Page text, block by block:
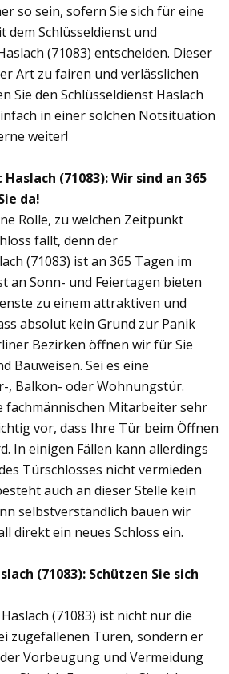
so sein, sofern Sie sich für eine
dem Schlüsseldienst und
(71083) entscheiden. Dieser
Art zu fairen und verlässlichen
Sie den Schlüsseldienst Haslach
in einer solchen Notsituation
weiter!
(71083): Wir sind an 365
da!
Rolle, zu welchen Zeitpunkt
fällt, denn der
(71083) ist an 365 Tagen im
an Sonn- und Feiertagen bieten
zu einem attraktiven und
absolut kein Grund zur Panik
Bezirken öffnen wir für Sie
Bauweisen. Sei es eine
, Balkon- oder Wohnungstür.
fachmännischen Mitarbeiter sehr
vor, dass Ihre Tür beim Öffnen
In einigen Fällen kann allerdings
Türschlosses nicht vermieden
auch an dieser Stelle kein
selbstverständlich bauen wir
direkt ein neues Schloss ein.
(71083): Schützen Sie sich
(71083) ist nicht nur die
zugefallenen Türen, sondern er
Vorbeugung und Vermeidung